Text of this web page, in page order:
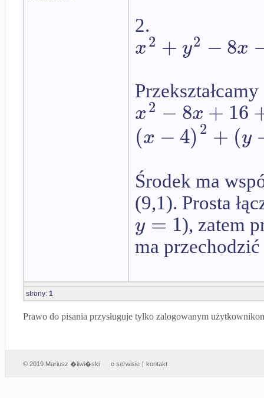
2.
x2 + y2 −8x
x2 − 8x + 16
(x −4)2 + (y
Środek ma
(9,1). Prosta
y = 1), zatem
ma
strony: 1
Prawo do pisania przysługuje tylko zalogowanym
© 2019 Mariusz �liwi�ski o serwisie | kontakt